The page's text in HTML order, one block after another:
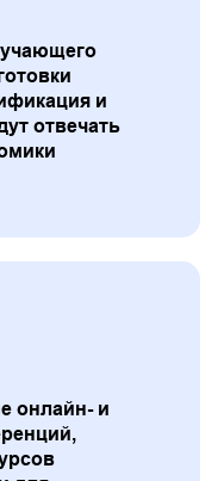
и
отвечать
онлайн- и